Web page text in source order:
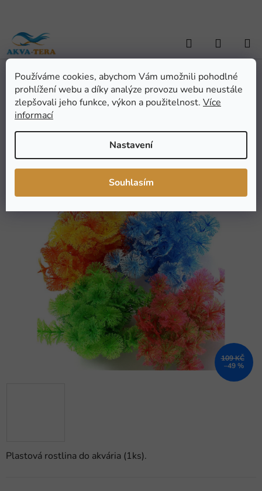
Používáme cookies, abychom Vám umožnili pohodlné
prohlížení webu a díky analýze provozu webu neustále
zlepšovali jeho funkce, výkon a použitelnost. Více
informací
Nastavení
Souhlasím
obsah
Hledat
KOŠÍK
Domů / AKVARISTIKA / Dekorace / Rostliny - umělé / Rostlina
plastová - Ambulia 13 cm, růžová
Plastová rostlina do akvária (1ks).
Rostlina plastová -
Ambulia 13 cm, růžová
hodnocení
0,0
hvězdiček.
Podrobnosti hodnocení
Značka:P.R.C.
109 KČ
–49 %